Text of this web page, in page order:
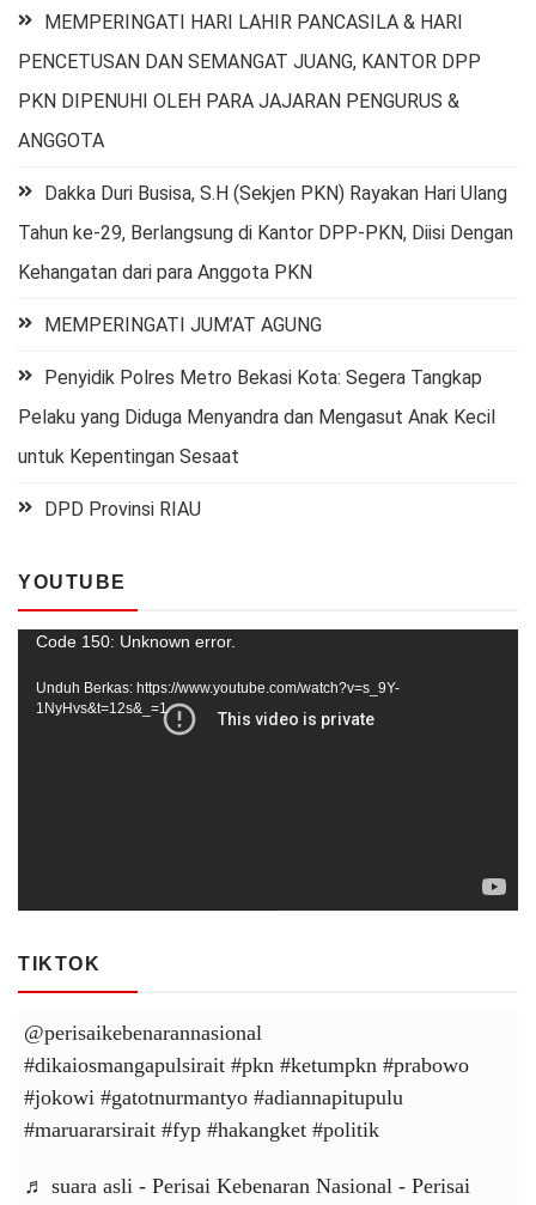
MEMPERINGATI HARI LAHIR PANCASILA & HARI
PENCETUSAN DAN SEMANGAT JUANG, KANTOR DPP
PKN DIPENUHI OLEH PARA JAJARAN PENGURUS &
ANGGOTA
Dakka Duri Busisa, S.H (Sekjen PKN) Rayakan Hari Ulang
Tahun ke-29, Berlangsung di Kantor DPP-PKN, Diisi Dengan
Kehangatan dari para Anggota PKN
MEMPERINGATI JUM’AT AGUNG
Penyidik Polres Metro Bekasi Kota: Segera Tangkap
Pelaku yang Diduga Menyandra dan Mengasut Anak Kecil
untuk Kepentingan Sesaat
DPD Provinsi RIAU
YOUTUBE
Pemutar
Video
Code 150: Unknown error.
Unduh Berkas: https://www.youtube.com/watch?v=s_9Y-
1NyHvs&t=12s&_=1
TIKTOK
@perisaikebenarannasional
#dikaiosmangapulsirait #pkn #ketumpkn #prabowo
#jokowi #gatotnurmantyo #adiannapitupulu
#maruararsirait #fyp #hakangket #politik
♬ suara asli - Perisai Kebenaran Nasional - Perisai